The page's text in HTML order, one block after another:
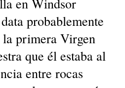
probablemente
la primera Virgen
que él estaba al
entre rocas